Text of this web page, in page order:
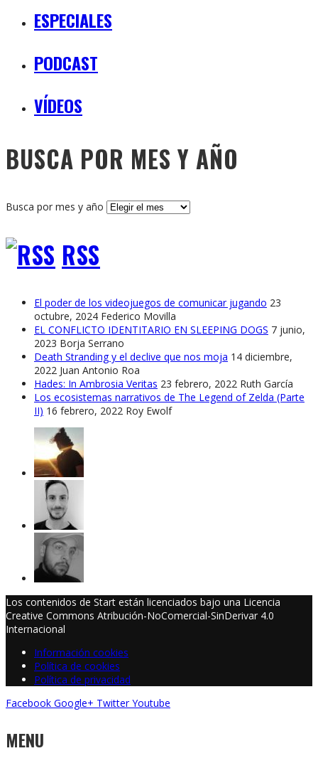
ESPECIALES
PODCAST
VÍDEOS
BUSCA POR MES Y AÑO
Busca por mes y año
RSS
El poder de los videojuegos de comunicar jugando 23
octubre, 2024 Federico Movilla
EL CONFLICTO IDENTITARIO EN SLEEPING DOGS 7 junio,
2023 Borja Serrano
Death Stranding y el declive que nos moja 14 diciembre,
2022 Juan Antonio Roa
Hades: In Ambrosia Veritas 23 febrero, 2022 Ruth García
Los ecosistemas narrativos de The Legend of Zelda (Parte
II) 16 febrero, 2022 Roy Ewolf
Los contenidos de Start están licenciados bajo una Licencia
Creative Commons Atribución-NoComercial-SinDerivar 4.0
Internacional
Información cookies
Política de cookies
Política de privacidad
Facebook Google+ Twitter Youtube
MENU